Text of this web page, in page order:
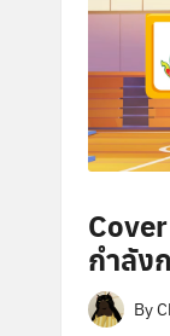
พิ
ศ
ษ
ส่กำลัง
Posted
By